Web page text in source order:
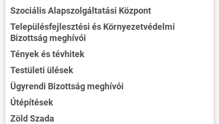
Szociális Alapszolgáltatási Központ
Településfejlesztési és Környezetvédelmi
Bizottság meghívói
Tények és tévhitek
Testületi ülések
Ügyrendi Bizottság meghívói
Útépítések
Zöld Szada